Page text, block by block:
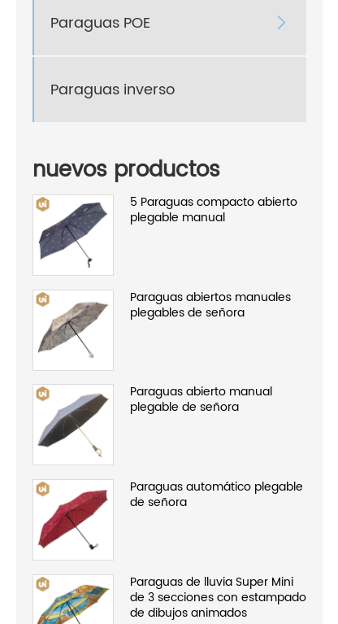
Paraguas POE 
Paraguas inverso
nuevos productos
5 Paraguas compacto abierto
plegable manual
Paraguas abiertos manuales
plegables de señora
Paraguas abierto manual
plegable de señora
Paraguas automático plegable
de señora
Paraguas de lluvia Super Mini
de 3 secciones con estampado
de dibujos animados